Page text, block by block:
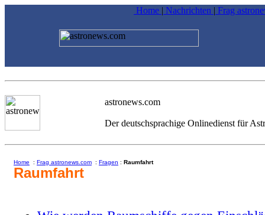
Home | Nachrichten | Frag
astronews.com
Der deutschsprachige Onlinedienst für
Home : Frag astronews.com : Fragen : Raumfahrt
Raumfahrt